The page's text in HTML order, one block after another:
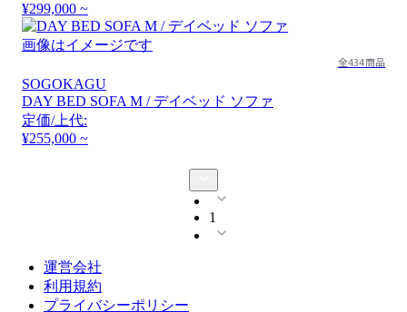
¥299,000 ~
画像はイメージです
全434商品
SOGOKAGU
DAY BED SOFA M / デイベッド ソファ
定価/上代:
¥255,000 ~
1
運営会社
利用規約
プライバシーポリシー